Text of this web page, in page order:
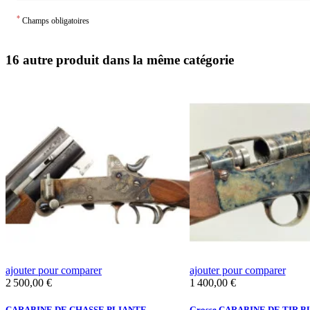
* Champs obligatoires
16 autre produit dans la même catégorie
ajouter pour comparer
Prix
2 500,00 €
ajouter pour comparer
Prix
1 400,00 €